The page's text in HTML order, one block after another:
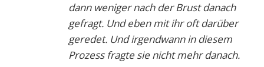
dann weniger nach der Brust danach
gefragt. Und eben mit ihr oft darüber
geredet. Und irgendwann in diesem
Prozess fragte sie nicht mehr danach.